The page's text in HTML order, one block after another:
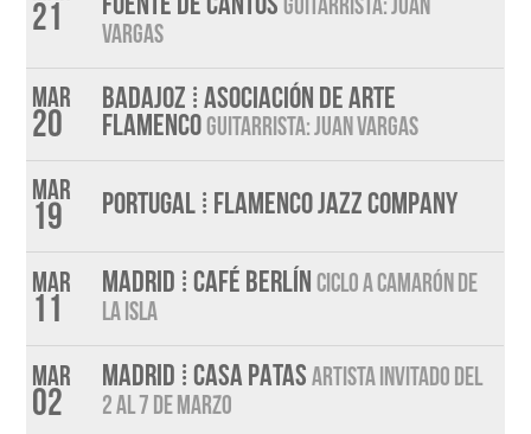
21
GUITARRISTA: JUAN
VARGAS
Mar
20
BADAJOZ ⁞ ASOCIACIÓN DE ARTE
FLAMENCOGUITARRISTA: JUAN VARGAS
Mar
19 PORTUGAL ⁞ FLAMENCO JAZZ COMPANY
Mar
11
MADRID ⁞ CAFÉ BERLÍN CICLO A CAMARÓN DE
LA ISLA
Mar
02
MADRID ⁞ CASA PATAS ARTISTA INVITADO DEL
2 AL 7 DE MARZO